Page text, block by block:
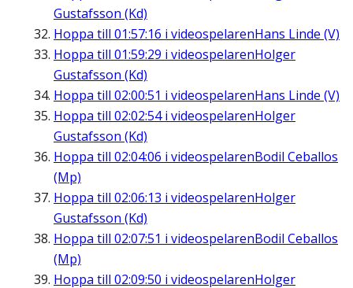
Gustafsson (Kd)
Hoppa till 01:57:16 i videospelarenHans Linde (V)
Hoppa till 01:59:29 i videospelarenHolger
Gustafsson (Kd)
Hoppa till 02:00:51 i videospelarenHans Linde (V)
Hoppa till 02:02:54i videospelarenHolger
Gustafsson (Kd)
Hoppa till 02:04:06 i videospelarenBodil Ceballos
(Mp)
Hoppa till 02:06:13 i videospelarenHolger
Gustafsson (Kd)
Hoppa till 02:07:51 i videospelarenBodil Ceballos
(Mp)
Hoppa till 02:09:50 i videospelarenHolger